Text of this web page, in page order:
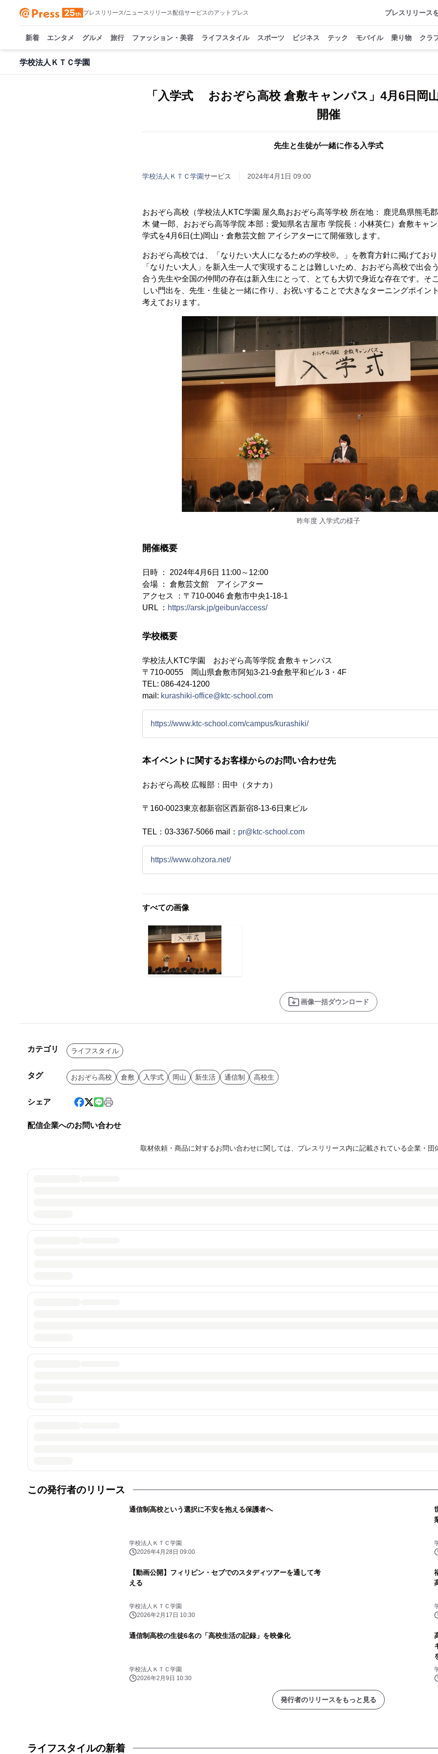
プレスリリース/ニュースリリース配信サービスのアットプレス プレスリリース
新着 エンタメ グルメ 旅行 ファッション・美容 ライフスタイル スポーツ ビジネス テック モバイル 乗り物 クラ
学校法人ＫＴＣ学園
「入学式 おおぞら高校 倉敷キャンパス」4月6日岡
開催
先生と生徒が一緒に作る入学式
学校法人ＫＴＣ学園サービス 2024年4月1日 09:00
おおぞら高校（学校法人KTC学園 屋久島おおぞら高等学校 所在地： 鹿児島県熊毛
木 健一郎、おおぞら高等学院 本部：愛知県名古屋市 学院長：小林英仁）倉敷キャ
学式を4月6日(土)岡山・倉敷芸文館 アイシアターにて開催致します。
おおぞら高校では、「なりたい大人になるための学校®。」を教育方針に掲げており
「なりたい大人」を新入生一人で実現することは難しいため、おおぞら高校で出会
合う先生や全国の仲間の存在は新入生にとって、とても大切で身近な存在です。そ
しい門出を、先生・生徒と一緒に作り、お祝いすることで大きなターニングポイン
考えております。
昨年度 入学式の様子
開催概要
日時 ： 2024年4月6日 11:00～12:00
会場 ： 倉敷芸文館 アイシアター
アクセス ：〒710-0046 倉敷市中央1-18-1
URL ： https://arsk.jp/geibun/access/
学校概要
学校法人KTC学園 おおぞら高等学院 倉敷キャンパス
〒710-0055 岡山県倉敷市阿知3-21-9倉敷平和ビル 3・4F
TEL: 086-424-1200
mail: kurashiki-office@ktc-school.com
https://www.ktc-school.com/campus/kurashiki/
本イベントに関するお客様からのお問い合わせ先
おおぞら高校 広報部：田中（
〒160-0023東京都新宿区西新宿8-13-
TEL：03-3367-5066 mail： pr@ktc-school.com
https://www.ohzora.net/
すべての画像
画像一括ダウンロード
カテゴリ ライフスタイル
タグ おおぞら高校 倉敷 入学式 岡山 新生活 通信制 高校生
シェア
配信企業へのお問い合わせ
取材依頼・商品に対するお問い合わせに関しては、プレスリリース内に記載されている企業・団
この発行者のリリース
通信制高校という選択に不安を抱える保護者へ
学校法人ＫＴＣ学園
2026年4月28日 09:00
【動画公開】フィリピン・セブでのスタディツアーを通して考
える
学校法人ＫＴＣ学園
2026年2月17日 10:30
通信制高校の生徒6名の「高校生活の記録」を映像化
学校法人ＫＴＣ学園
2026年2月9日 10:30
発行者のリリースをもっと見る
ライフスタイルの新着